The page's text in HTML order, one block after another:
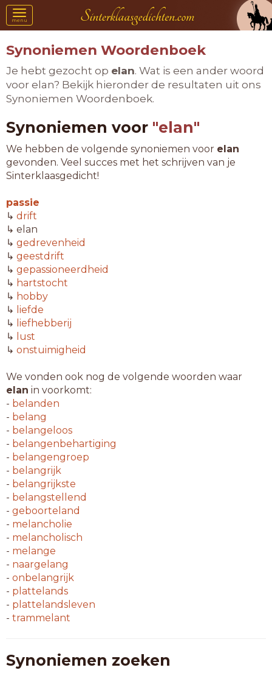
Toggle
navigation
menu
Synoniemen Woordenboek
Je hebt gezocht op elan. Wat is een ander woord
voor elan? Bekijk hieronder de resultaten uit ons
Synoniemen Woordenboek.
Synoniemen voor "elan"
We hebben de volgende synoniemen voor elan
gevonden. Veel succes met het schrijven van je
Sinterklaasgedicht!
passie
↳ drift
↳ elan
↳ gedrevenheid
↳ geestdrift
↳ gepassioneerdheid
↳ hartstocht
↳ hobby
↳ liefde
↳ liefhebberij
↳
lust
↳ onstuimigheid
We vonden ook nog de volgende woorden waar
elan in voorkomt:
- belanden
- belang
- belangeloos
- belangenbehartiging
- belangengroep
- belangrijk
- belangrijkste
- belangstellend
- geboorteland
- melancholie
- melancholisch
- melange
- naargelang
- onbelangrijk
- plattelands
- plattelandsleven
- trammelant
Synoniemen zoeken